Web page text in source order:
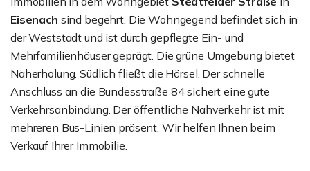
Eisenach sind begehrt. Die Wohngegend befindet sich in
der Weststadt und ist durch gepflegte Ein- und
Mehrfamilienhäuser geprägt. Die grüne Umgebung bietet
Naherholung. Südlich fließt die Hörsel. Der schnelle
Anschluss an die Bundesstraße 84 sichert eine gute
Verkehrsanbindung. Der öffentliche Nahverkehr ist mit
mehreren Bus-Linien präsent. Wir helfen Ihnen beim
Verkauf Ihrer Immobilie.